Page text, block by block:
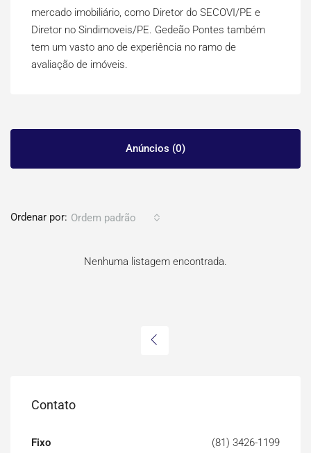
mercado imobiliário, como Diretor do SECOVI/PE e
Diretor no Sindimoveis/PE. Gedeão Pontes também
tem um vasto ano de experiência no ramo de
avaliação de imóveis.
Anúncios (0)
Ordenar por: Ordem padrão
Nenhuma listagem encontrada.
Contato
Fixo
(81) 3426-1199